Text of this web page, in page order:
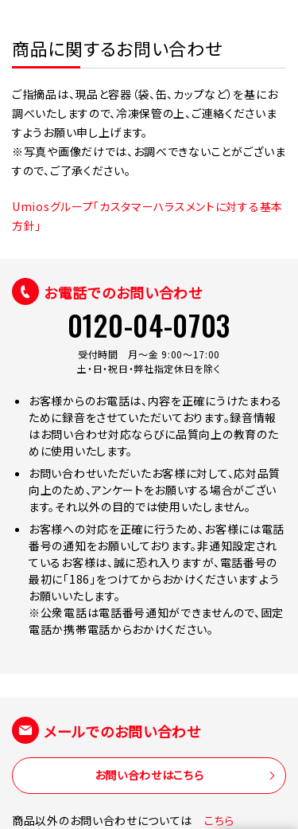
商品に関するお問い合わせ
ご指摘品は、現品と容器（袋、缶、カップなど）を基にお
調べいたしますので、冷凍保管の上、ご連絡くださいま
すようお願い申し上げます。
※写真や画像だけでは、お調べできないことがございま
すので、ご了承ください。
Umiosグループ「カスタマーハラスメントに対する基本
方針」
お電話でのお問い合わせ
0120-04-0703
受付時間 月～金 9:00～17:00
土・日・祝日・弊社指定休日を除く
お客様からのお電話は、内容を正確にうけたまわる
ために録音をさせていただいております。録音情報
はお問い合わせ対応ならびに品質向上の教育のた
めに使用いたします。
お問い合わせいただいたお客様に対して、応対品質
向上のため、アンケートをお願いする場合がござい
ます。それ以外の目的では使用いたしません。
お客様への対応を正確に行うため、お客様には電話
番号の通知をお願いしております。非通知設定され
ているお客様は、誠に恐れ入りますが、電話番号の
最初に「186」をつけてからおかけくださいますよう
お願いいたします。
※公衆電話は電話番号通知ができませんので、固定
電話か携帯電話からおかけください。
メールでのお問い合わせ
お問い合わせはこちら
商品以外のお問い合わせについては こちら